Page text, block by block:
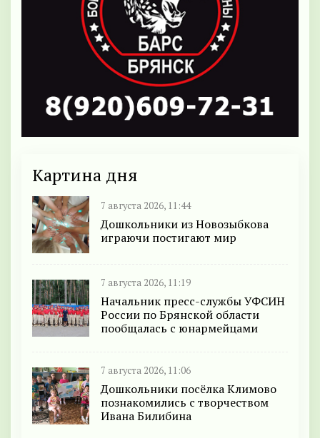
Картина дня
7 августа 2026, 11:44
Дошкольники из Новозыбкова
играючи постигают мир
7 августа 2026, 11:19
Начальник пресс-службы УФСИН
России по Брянской области
пообщалась с юнармейцами
7 августа 2026, 11:06
Дошкольники посёлка Климово
познакомились с творчеством
Ивана Билибина